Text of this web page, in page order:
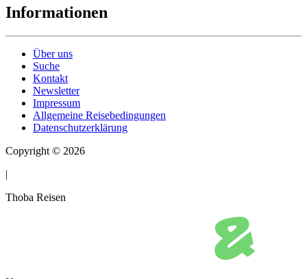
Informationen
Über uns
Suche
Kontakt
Newsletter
Impressum
Allgemeine Reisebedingungen
Datenschutzerklärung
Copyright © 2026
|
Thoba Reisen